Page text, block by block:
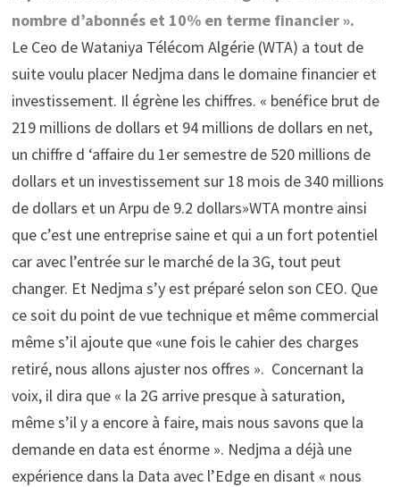
nombre d’abonnés et 10% en terme financier ».
Le Ceo de Wataniya Télécom Algérie (WTA) a tout de
suite voulu placer Nedjma dans le domaine financier et
investissement. Il égrène les chiffres. « benéfice brut de
219 millions de dollars et 94 millions de dollars en net,
un chiffre d ‘affaire du 1er semestre de 520 millions de
dollars et un investissement sur 18 mois de 340 millions
de dollars et un Arpu de 9.2 dollars»WTA montre ainsi
que c’est une entreprise saine et qui a un fort potentiel
car avec l’entrée sur le marché de la 3G, tout peut
changer. Et Nedjma s’y est préparé selon son CEO. Que
ce soit du point de vue technique et même commercial
même s’il ajoute que «une fois le cahier des charges
retiré, nous allons ajuster nos offres ». Concernant la
voix, il dira que « la 2G arrive presque à saturation,
même s’il y a encore à faire, mais nous savons que la
demande en data est énorme ». Nedjma a déjà une
expérience dans la Data avec l’Edge en disant « nous